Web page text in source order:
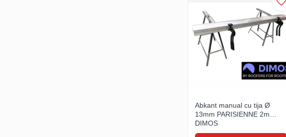
Abkant manual cu tija Ø
13mm PARISIENNE 2m
DIMOS